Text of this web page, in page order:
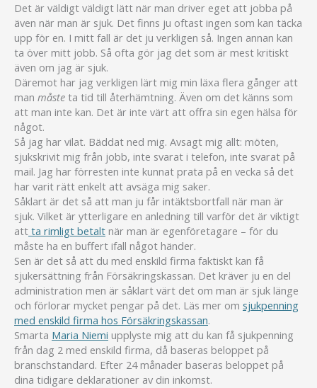
Det är väldigt väldigt lätt när man driver eget att jobba på
även när man är sjuk. Det finns ju oftast ingen som kan täcka
upp för en. I mitt fall är det ju verkligen så. Ingen annan kan
ta över mitt jobb. Så ofta gör jag det som är mest kritiskt
även om jag är sjuk.
Däremot har jag verkligen lärt mig min läxa flera gånger att
man måste ta tid till återhämtning. Även om det känns som
att man inte kan. Det är inte värt att offra sin egen hälsa för
något.
Så jag har vilat. Bäddat ned mig. Avsagt mig allt: möten,
sjukskrivit mig från jobb, inte svarat i telefon, inte svarat på
mail. Jag har förresten inte kunnat prata på en vecka så det
har varit rätt enkelt att avsäga mig saker.
Såklart är det så att man ju får intäktsbortfall när man är
sjuk. Vilket är ytterligare en anledning till varför det är viktigt
att ta rimligt betalt när man är egenföretagare – för du
måste ha en buffert ifall något händer.
Sen är det så att du med enskild firma faktiskt kan få
sjukersättning från Försäkringskassan. Det kräver ju en del
administration men är såklart värt det om man är sjuk länge
och förlorar mycket pengar på det. Läs mer om sjukpenning
med enskild firma hos Försäkringskassan.
Smarta Maria Niemi upplyste mig att du kan få sjukpenning
från dag 2 med enskild firma, då baseras beloppet på
branschstandard. Efter 24 månader baseras beloppet på
dina tidigare deklarationer av din inkomst.